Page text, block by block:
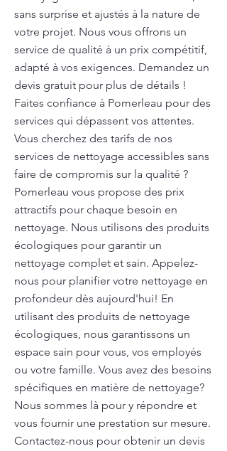
sans surprise et ajustés à la nature de
votre projet. Nous vous offrons un
service de qualité à un prix compétitif,
adapté à vos exigences. Demandez un
devis gratuit pour plus de détails !
Faites confiance à Pomerleau pour des
services qui dépassent vos attentes.
Vous cherchez des tarifs de nos
services de nettoyage accessibles sans
faire de compromis sur la qualité ?
Pomerleau vous propose des prix
attractifs pour chaque besoin en
nettoyage. Nous utilisons des produits
écologiques pour garantir un
nettoyage complet et sain. Appelez-
nous pour planifier votre nettoyage en
profondeur dès aujourd'hui! En
utilisant des produits de nettoyage
écologiques, nous garantissons un
espace sain pour vous, vos employés
ou votre famille. Vous avez des besoins
spécifiques en matière de nettoyage?
Nous sommes là pour y répondre et
vous fournir une prestation sur mesure.
Contactez-nous pour obtenir un devis